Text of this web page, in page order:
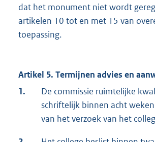
dat het monument niet wordt
artikelen 10 tot en met 15 van
toepassing.
Artikel 5. Termijnen advies en
1.
De commissie ruimtelijke
schriftelijk binnen acht
van het verzoek van het